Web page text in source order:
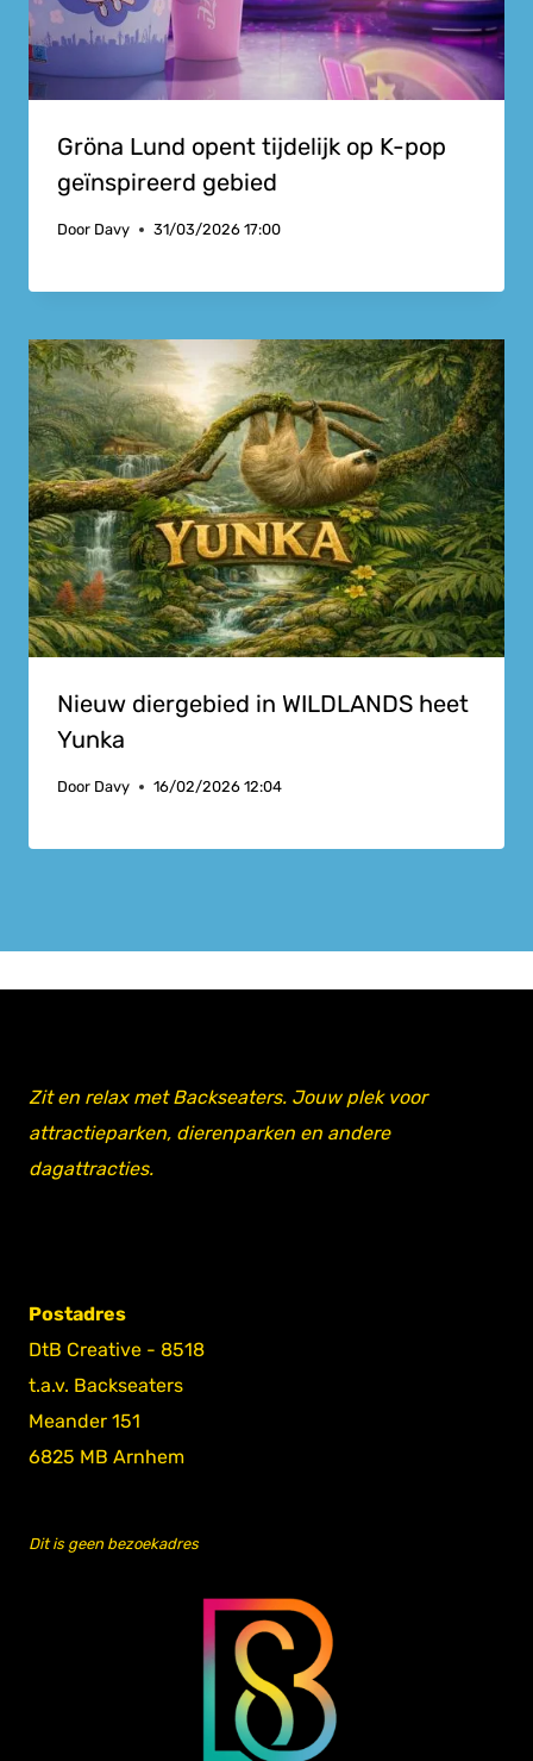
Gröna Lund opent tijdelijk op K-pop
geïnspireerd gebied
Door Davy 31/03/2026 17:00
Nieuw diergebied in WILDLANDS heet
Yunka
Door Davy 16/02/2026 12:04
Zit en relax met Backseaters. Jouw plek voor
attractieparken, dierenparken en andere
dagattracties.
Postadres
DtB Creative - 8518
t.a.v. Backseaters
Meander 151
6825 MB Arnhem
Dit is geen bezoekadres